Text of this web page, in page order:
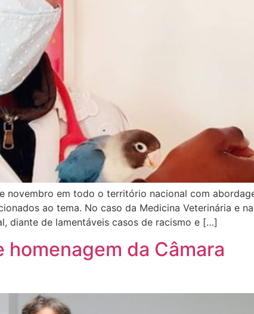
novembro em todo o território nacional com
ao tema. No caso da Medicina Veterinária e
diante de lamentáveis casos de racismo e […]
da Câmara